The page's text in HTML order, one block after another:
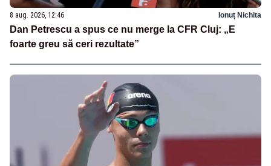
8 aug. 2026, 12:46 Ionuț Nichita
Dan Petrescu a spus ce nu merge la CFR Cluj: „E
foarte greu să ceri rezultate”